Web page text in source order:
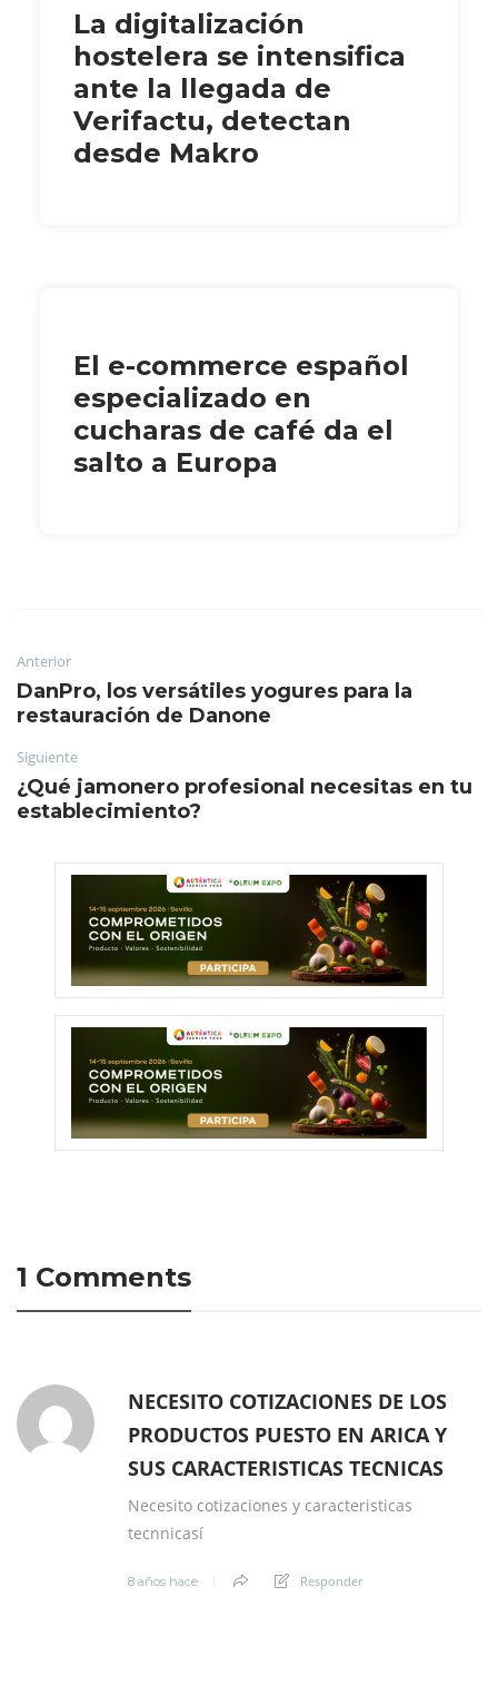
La digitalización
hostelera se intensifica
ante la llegada de
Verifactu, detectan
desde Makro
El e-commerce español
especializado en
cucharas de café da el
salto a Europa
Anterior
DanPro, los versátiles yogures para la
restauración de Danone
Siguiente
¿Qué jamonero profesional necesitas en tu
establecimiento?
1 Comments
NECESITO COTIZACIONES DE LOS
PRODUCTOS PUESTO EN ARICA Y
SUS CARACTERISTICAS TECNICAS
Necesito cotizaciones y caracteristicas
tecnnicasí
8 años hace Responder